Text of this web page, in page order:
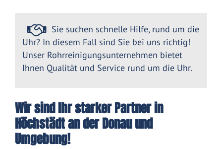
Sie suchen schnelle Hilfe, rund um die
Uhr? In diesem Fall sind Sie bei uns richtig!
Unser Rohrreinigungsunternehmen bietet
Ihnen Qualität und Service rund um die Uhr.
Wir sind Ihr starker Partner in
Höchstädt an der Donau und
Umgebung!